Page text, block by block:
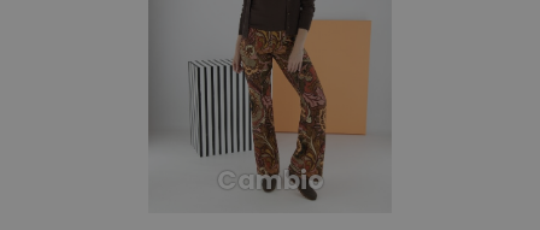
Cambio